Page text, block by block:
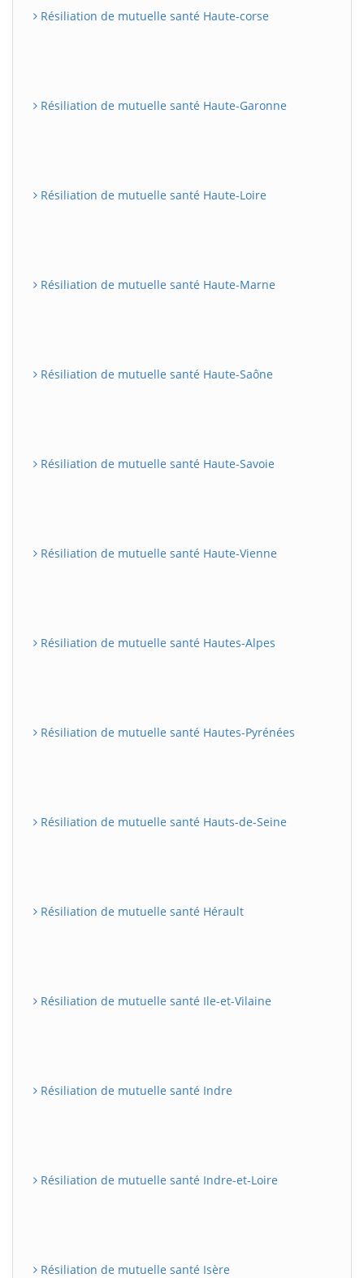
Résiliation de mutuelle santé Haute-corse
Résiliation de mutuelle santé Haute-Garonne
Résiliation de mutuelle santé Haute-Loire
Résiliation de mutuelle santé Haute-Marne
Résiliation de mutuelle santé Haute-Saône
Résiliation de mutuelle santé Haute-Savoie
Résiliation de mutuelle santé Haute-Vienne
Résiliation de mutuelle santé Hautes-Alpes
Résiliation de mutuelle santé Hautes-Pyrénées
Résiliation de mutuelle santé Hauts-de-Seine
Résiliation de mutuelle santé Hérault
Résiliation de mutuelle santé Ile-et-Vilaine
Résiliation de mutuelle santé Indre
Résiliation de mutuelle santé Indre-et-Loire
Résiliation de mutuelle santé Isère